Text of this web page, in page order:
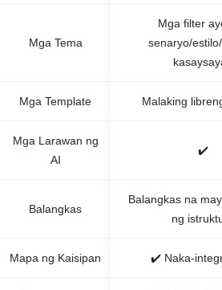
Mga Tema
Mga filter
senaryo/
Mga Template Malaking
Mga Larawan ng
AI
✔️
Balangkas
Balangkas na
ng
Mapa ng Kaisipan ✔️ Naka-